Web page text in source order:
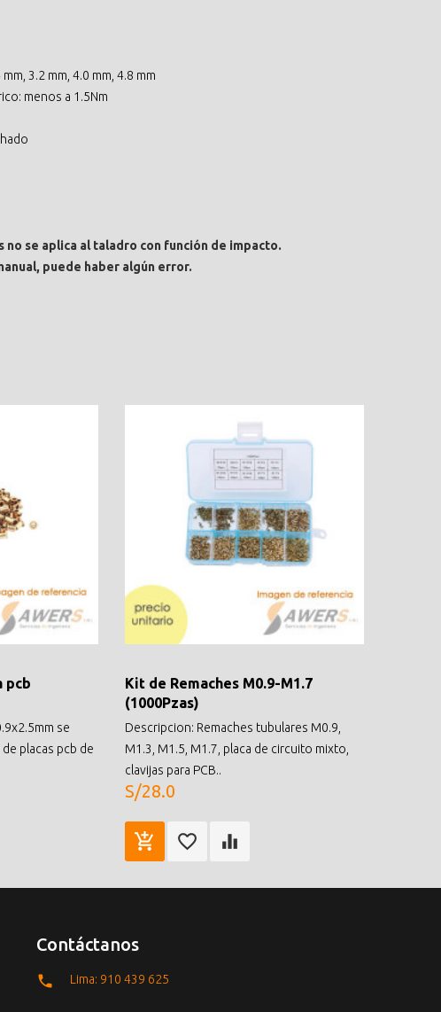
3.2 mm, 4.0 mm, 4.8 mm
menos a 1.5Nm
no se aplica al taladro con función de impacto.
puede haber algún error.
pcb
se
placas pcb de
Kit de Remaches M0.9-M1.7
(1000Pzas)
Descripcion: Remaches tubulares M0.9,
M1.3, M1.5, M1.7, placa de circuito mixto,
clavijas para PCB..
S/28.0
Contáctanos
Lima: 910 439 625